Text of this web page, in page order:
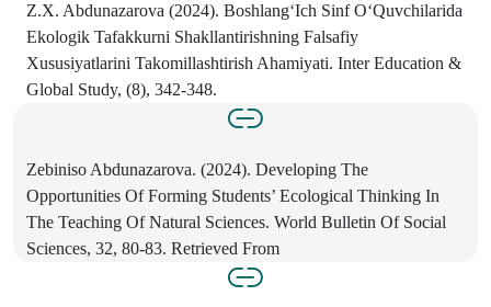
Z.X. Abdunazarova (2024). Boshlang‘Ich Sinf O‘Quvchilarida
Ekologik Tafakkurni Shakllantirishning Falsafiy
Xususiyatlarini Takomillashtirish Ahamiyati. Inter Education &
Global Study, (8), 342-348.
Zebiniso Abdunazarova. (2024). Developing The
Opportunities Of Forming Students’ Ecological Thinking In
The Teaching Of Natural Sciences. World Bulletin Of Social
Sciences, 32, 80-83. Retrieved From